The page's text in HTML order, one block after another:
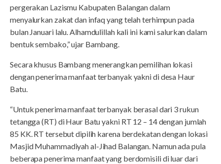
pergerakan Lazismu Kabupaten Balangan dalam
menyalurkan zakat dan infaq yang telah terhimpun pada
bulan Januari lalu. Alhamdulillah kali ini kami salurkan dalam
bentuk sembako,” ujar Bambang.
Secara khusus Bambang menerangkan pemilihan lokasi
dengan penerima manfaat terbanyak yakni di desa Haur
Batu.
“Untuk penerima manfaat terbanyak berasal dari 3 rukun
tetangga (RT) di Haur Batu yakni RT 12 – 14 dengan jumlah
85 KK. RT tersebut dipilih karena berdekatan dengan lokasi
Masjid Muhammadiyah al-Jihad Balangan. Namun ada pula
beberapa penerima manfaat yang berdomisili di luar dari